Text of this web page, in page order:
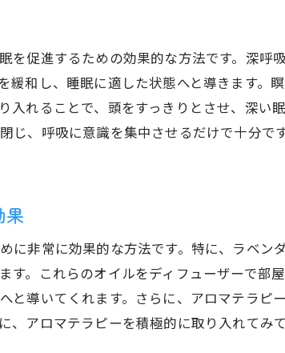
を促進するための効果的な方法です。深呼
緩和し、睡眠に適した状態へと導きます。
入れることで、頭をすっきりとさせ、深い
じ、呼吸に意識を集中させるだけで十分
果
に非常に効果的な方法です。特に、ラベ
す。これらのオイルをディフューザーで部
と導いてくれます。さらに、アロマテラピ
アロマテラピーを積極的に取り入れてみて